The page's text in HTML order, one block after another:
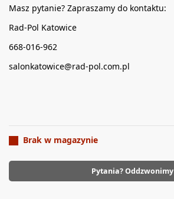
Masz pytanie? Zapraszamy do kontaktu:
Rad-Pol Katowice
668-016-962
salonkatowice@rad-pol.com.pl
Brak w magazynie
Pytania? Oddzwonimy